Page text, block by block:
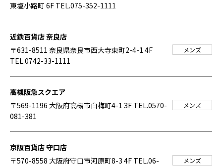
東塩小路町 6F TEL.075-352-1111
近鉄百貨店 奈良店
〒631-8511 奈良県奈良市西大寺東町2-4-1 4F
TEL.0742-33-1111
メンズ
高槻阪急スクエア
〒569-1196 大阪府高槻市白梅町4-1 3F TEL.0570-
081-381
メンズ
京阪百貨店 守口店
〒570-8558 大阪府守口市河原町8-3 4F TEL.06-
メンズ